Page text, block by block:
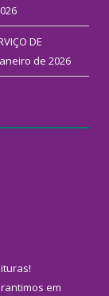
DE
de 2026
!
em